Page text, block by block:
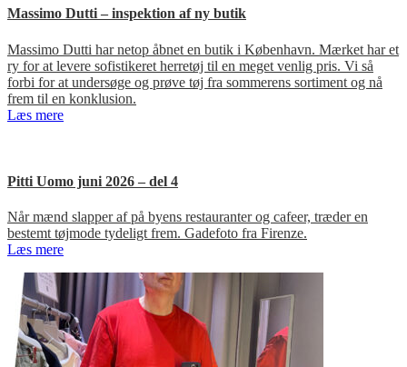
Massimo Dutti – inspektion af ny butik
Massimo Dutti har netop åbnet en butik i København. Mærket har et
ry for at levere sofistikeret herretøj til en meget venlig pris. Vi så
forbi for at undersøge og prøve tøj fra sommerens sortiment og nå
frem til en konklusion.
Læs mere
Pitti Uomo juni 2026 – del 4
Når mænd slapper af på byens restauranter og cafeer, træder en
bestemt tøjmode tydeligt frem. Gadefoto fra Firenze.
Læs mere